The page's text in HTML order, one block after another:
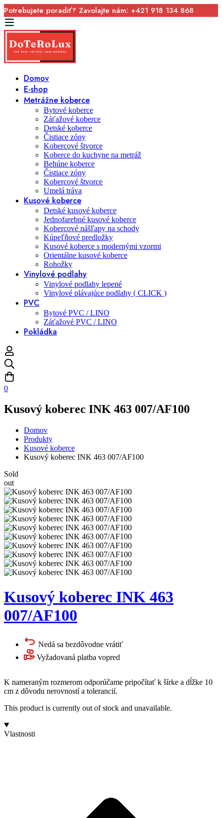
Potrebujete poradiť? Zavolajte nám: +421 918 134 868
Domov
E-shop
Metrážne koberce
Bytové koberce
Záťažové koberce
Detské koberce
Čistiace zóny
Kobercové štvorce
Koberce do kuchyne na metráž
Behúne koberce
Čistiace zóny
Kobercové štvorce
Umelá tráva
Kusové koberce
Detské kusové koberce
Jednofarebné kusové koberce
Kobercové nášľapy na schody
Kúpeľňové predložky
Kusové koberce s modernými vzormi
Orientálne kusové koberce
Rohožky
Vinylové podlahy
Vinylové podlahy lepené
Vinylové plávajúce podlahy ( CLICK )
PVC
Bytové PVC / LINO
Záťažové PVC / LINO
Pokládka
0
Kusový koberec INK 463 007/AF100
Domov
Produkty
Kusové koberce
Kusový koberec INK 463 007/AF100
Sold
out
Kusový koberec INK 463
007/AF100
Nedá sa bezdôvodne vrátiť
Vyžadovaná platba vopred
K nameraným rozmerom odporúčame pripočítať k šírke a dĺžke 10
cm z dôvodu nerovností a tolerancií.
This product is currently out of stock and unavailable.
Vlastnosti